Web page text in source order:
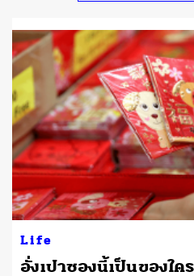
Life
อั่งเปาซองนี้เป็นของใ